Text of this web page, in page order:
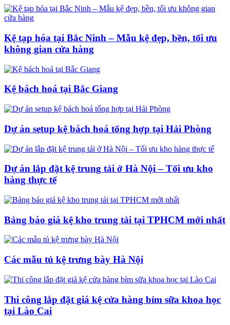
Kệ tạp hóa tại Bắc Ninh – Mẫu kệ đẹp, bền, tối ưu
không gian cửa hàng
Kệ bách hoá tại Bắc Giang
Dự án setup kệ bách hoá tổng hợp tại Hải Phòng
Dự án lắp đặt kệ trung tải ở Hà Nội – Tối ưu kho
hàng thực tế
Bảng báo giá kệ kho trung tải tại TPHCM mới nhất
Các mẫu tủ kệ trưng bày Hà Nội
Thi công lắp đặt giá kệ cửa hàng bỉm sữa khoa học
tại Lào Cai